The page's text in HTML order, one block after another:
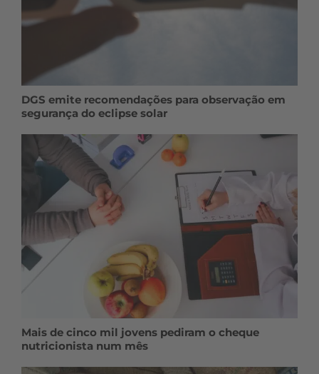
DGS emite recomendações para observação em
segurança do eclipse solar
Mais de cinco mil jovens pediram o cheque
nutricionista num mês